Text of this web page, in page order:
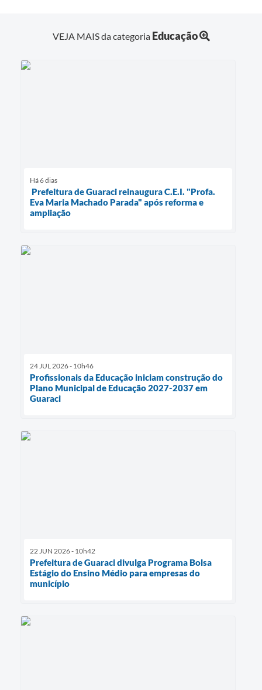
VEJA MAIS da categoria Educação
Há 6 dias
Prefeitura de Guaraci reinaugura C.E.I. "Profa.
Eva Maria Machado Parada" após reforma e
ampliação
24 JUL 2026 - 10h46
Profissionais da Educação iniciam construção do
Plano Municipal de Educação 2027-2037 em
Guaraci
22 JUN 2026 - 10h42
Prefeitura de Guaraci divulga Programa Bolsa
Estágio do Ensino Médio para empresas do
município